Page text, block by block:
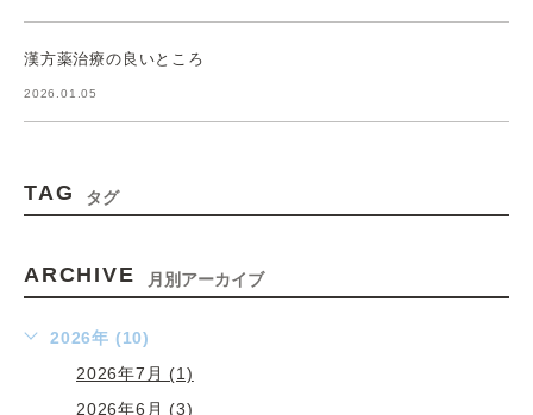
漢方薬治療の良いところ
2026.01.05
TAG タグ
ARCHIVE 月別アーカイブ
2026年 (10)
2026年7月 (1)
2026年6月 (3)